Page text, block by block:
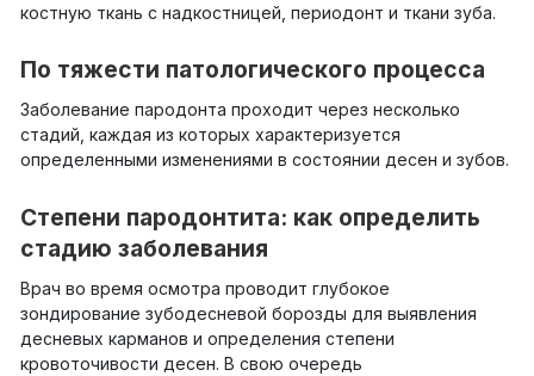
костную ткань с надкостницей, периодонт и ткани зуба.
По тяжести патологического процесса
Заболевание пародонта проходит через несколько
стадий, каждая из которых характеризуется
определенными изменениями в состоянии десен и зубов.
Степени пародонтита: как определить
стадию заболевания
Врач во время осмотра проводит глубокое
зондирование зубодесневой борозды для выявления
десневых карманов и определения степени
кровоточивости десен. В свою очередь